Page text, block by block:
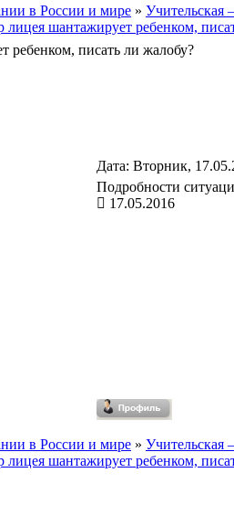
в России и мире » Учительская
лицея шантажирует ребенком,
ребенком, писать ли жалобу?
Дата: Вторник,
Подробности
17.05.2016
в России и мире » Учительская
лицея шантажирует ребенком,